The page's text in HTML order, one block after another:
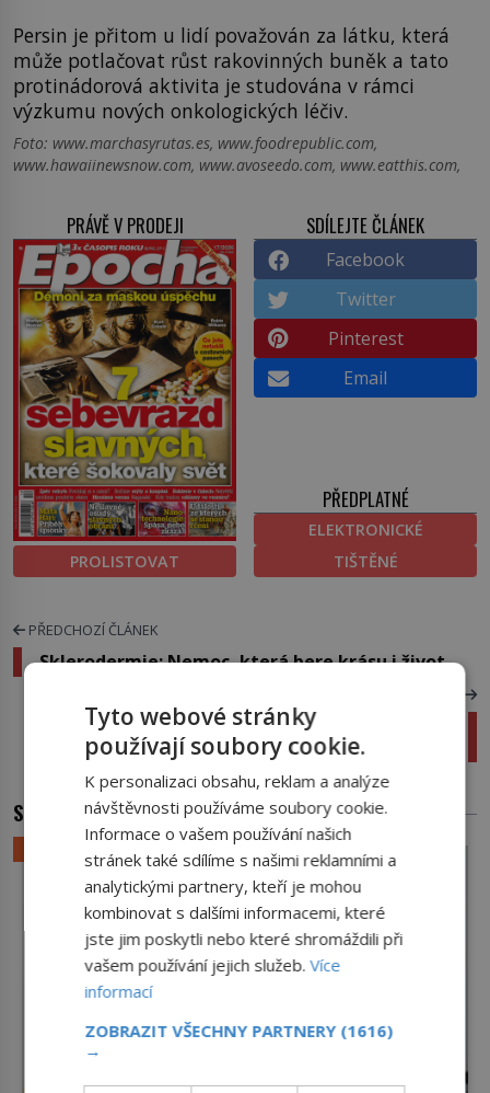
Persin je přitom u lidí považován za látku, která
může potlačovat růst rakovinných buněk a tato
protinádorová aktivita je studována v rámci
výzkumu nových onkologických léčiv.
Foto: www.marchasyrutas.es, www.foodrepublic.com,
www.hawaiinewsnow.com, www.avoseedo.com, www.eatthis.com,
PRÁVĚ V PRODEJI
PROLISTOVAT
SDÍLEJTE ČLÁNEK
Facebook
Twitter
Pinterest
Email
PŘEDPLATNÉ
ELEKTRONICKÉ
TIŠTĚNÉ
PŘEDCHOZÍ ČLÁNEK
Sklerodermie: Nemoc, která bere krásu i život
Sedláci zavraždili dánského krále kvůli vybírání
SOUVISEJÍCÍ ČLÁNKY
Tyto webové stránky
používají soubory cookie.
K personalizaci obsahu, reklam a analýze
návštěvnosti používáme soubory cookie.
Informace o vašem používání našich
stránek také sdílíme s našimi reklamními a
analytickými partnery, kteří je mohou
kombinovat s dalšími informacemi, které
jste jim poskytli nebo které shromáždili při
vašem používání jejich služeb.Více
informací
ZOBRAZIT VŠECHNY PARTNERY (1616)
→